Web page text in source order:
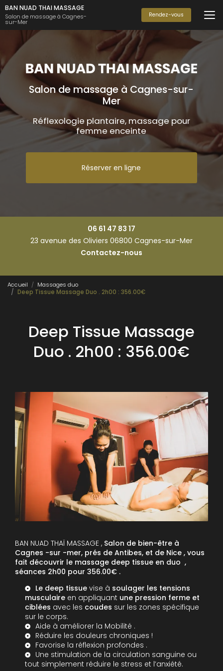
Aller
au
contenu
principal
BAN NUAD THAI MASSAGE
Salon de massage à Cagnes-
sur-Mer
Rendez-vous
Salon de massage à Cagnes-sur-
Mer
Réflexologie plantaire, massage pour
femme enceinte
Réserver en ligne
06 61 47 83 17
23 avenue des Oliviers 06800 Cagnes-sur-Mer
Contactez-nous
Accueil
Massages duo
Deep Tissue Massage Duo . 2h00 : 356.00€
Deep Tissue Massage
Duo . 2h00 : 356.00€
BAN NUAD THAÏ MASSAGE , Salon de bien-être à
Cagnes -sur -mer, prés de Antibes, et de Nice , vous
fait découvrir le massage deep tissue en duo ,
séances 2h00 pour 356.00€ .
Le deep tissue vise à soulager les tensions
musculaire en appliquant une pression ferme et
ciblées avec les coudes sur les zones spécifique
sur le corps.
Aide à améliorer la Mobilité .
Réduire les douleurs chroniques !
Favorise la réflexion profondes .
Une stimulation de la circulation sanguine ou
tout simplement réduire le stress et l’anxiété.